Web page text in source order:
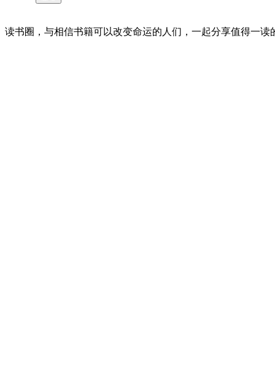
读书圈，与相信书籍可以改变命运的人们，一起分享值得一读